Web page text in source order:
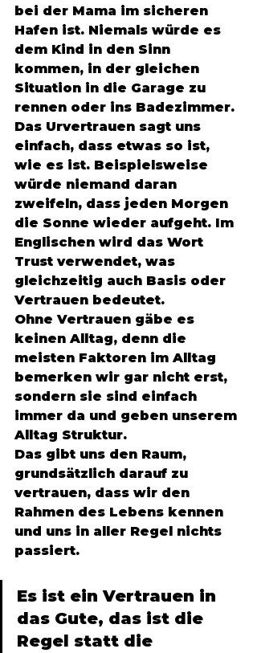
bei der Mama im sicheren
Hafen ist. Niemals würde es
dem Kind in den Sinn
kommen, in der gleichen
Situation in die Garage zu
rennen oder ins Badezimmer.
Das Urvertrauen sagt uns
einfach, dass etwas so ist,
wie es ist. Beispielsweise
würde niemand daran
zweifeln, dass jeden Morgen
die Sonne wieder aufgeht. Im
Englischen wird das Wort
Trust verwendet, was
gleichzeitig auch Basis oder
Vertrauen bedeutet.
Ohne Vertrauen gäbe es
keinen Alltag, denn die
meisten Faktoren im Alltag
bemerken wir gar nicht erst,
sondern sie sind einfach
immer da und geben unserem
Alltag Struktur.
Das gibt uns den Raum,
grundsätzlich darauf zu
vertrauen, dass wir den
Rahmen des Lebens kennen
und uns in aller Regel nichts
passiert.
Es ist ein Vertrauen in
das Gute, das ist die
Regel statt die